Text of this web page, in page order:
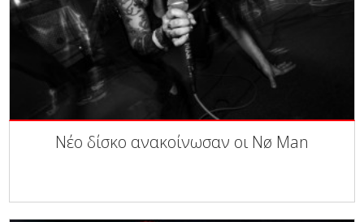
Νέο δίσκο ανακοίνωσαν οι Nø Man